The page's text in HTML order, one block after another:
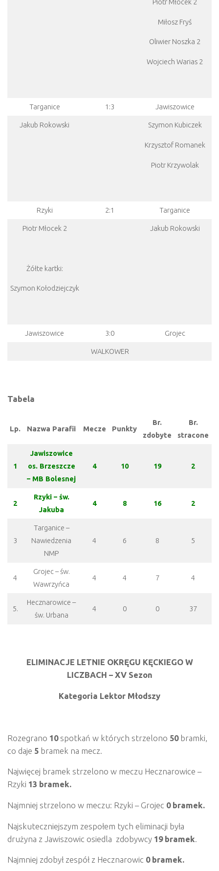
Piotr Młocek 2
Miłosz Fryś
Oliwier Noszka 2
Wojciech Warias 2
Targanice 1:3 Jawiszowice
Jakub Rokowski Szymon Kubiczek
Krzysztof Romanek
Piotr Krzywolak
Rzyki 2:1 Targanice
Piotr Młocek 2
Żółte kartki:
Szymon Kołodziejczyk
Jakub Rokowski
Jawiszowice 3:0 Grojec
WALKOWER
Tabela
Lp. Nazwa Parafii Mecze Punkty
Br.
zdobyte
Br.
stracone
1
Jawiszowice
os. Brzeszcze
– MB Bolesnej
4 10 19 2
2
Rzyki – św.
Jakuba
4 8 16 2
3
Targanice –
Nawiedzenia
NMP
4 6 8 5
4
Grojec – św.
Wawrzyńca
4 4 7 4
5.
Hecznarowice –
św. Urbana
4 0 0 37
ELIMINACJE LETNIE OKRĘGU KĘCKIEGO W
LICZBACH – XV Sezon
Kategoria Lektor Młodszy
Rozegrano 10spotkań w których strzelono 50bramki,
co daje 5 bramek na mecz.
Najwięcej bramek strzelono w meczu Hecznarowice –
Rzyki 13 bramek.
Najmniej strzelono w meczu: Rzyki – Grojec 0 bramek.
Najskuteczniejszym zespołem tych eliminacji była
drużyna z Jawiszowic osiedla zdobywcy 19 bramek
Najmniej zdobył zespół z Hecznarowic 0 bramek.